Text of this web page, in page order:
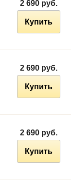
2 690 руб.
Купить
2 690 руб.
Купить
2 690 руб.
Купить